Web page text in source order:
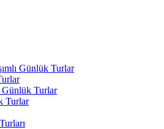
Günlük Turlar
Günlük Turlar
Turlar